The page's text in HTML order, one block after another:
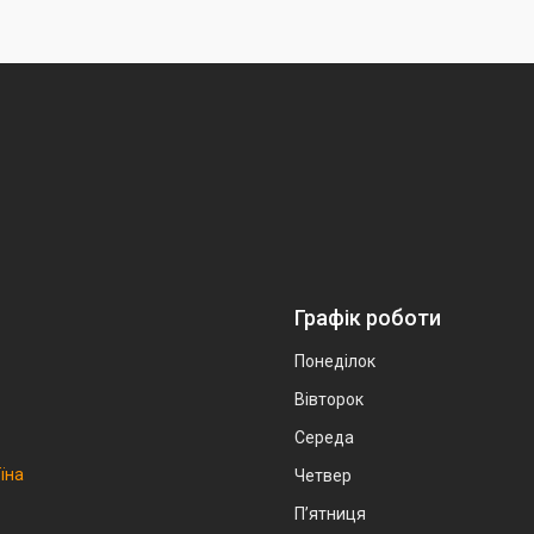
Графік роботи
Понеділок
Вівторок
Середа
Четвер
Пʼятниця